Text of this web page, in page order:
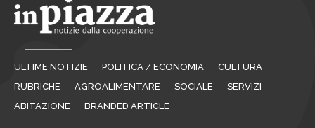
ULTIME NOTIZIE POLITICA / ECONOMIA
CULTURA
RUBRICHE
AGROALIMENTARE SOCIALE
SERVIZI
ABITAZIONE
BRANDED ARTICLE